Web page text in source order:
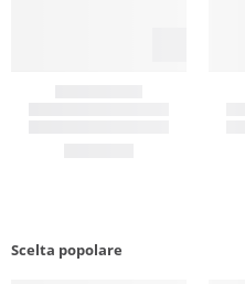
Scelta popolare